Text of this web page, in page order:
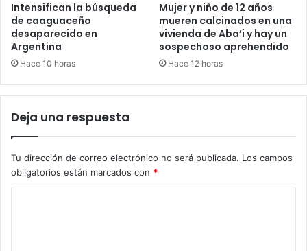
Intensifican la búsqueda
de caaguaceño
desaparecido en
Argentina
Hace 10 horas
Mujer y niño de 12 años
mueren calcinados en una
vivienda de Aba’i y hay un
sospechoso aprehendido
Hace 12 horas
Deja una respuesta
Tu dirección de correo electrónico no será publicada. Los campos
obligatorios están marcados con *